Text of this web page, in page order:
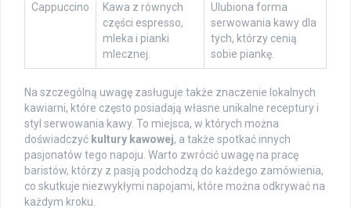
Cappuccino
Kawa z równych
części espresso,
mleka i pianki
mlecznej.
Ulubiona forma
serwowania kawy dla
tych, którzy cenią
sobie piankę.
Na szczególną uwagę zasługuje także znaczenie lokalnych
kawiarni, które często posiadają własne unikalne receptury i
styl serwowania kawy. To miejsca, w których można
doświadczyć kultury kawowej, a także spotkać innych
pasjonatów tego napoju. Warto zwrócić uwagę na pracę
baristów, którzy z pasją podchodzą do każdego zamówienia,
co skutkuje niezwykłymi napojami, które można odkrywać na
każdym kroku.